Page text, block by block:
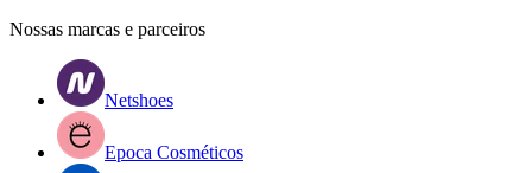
Nossas marcas e parceiros
Netshoes
Epoca Cosméticos